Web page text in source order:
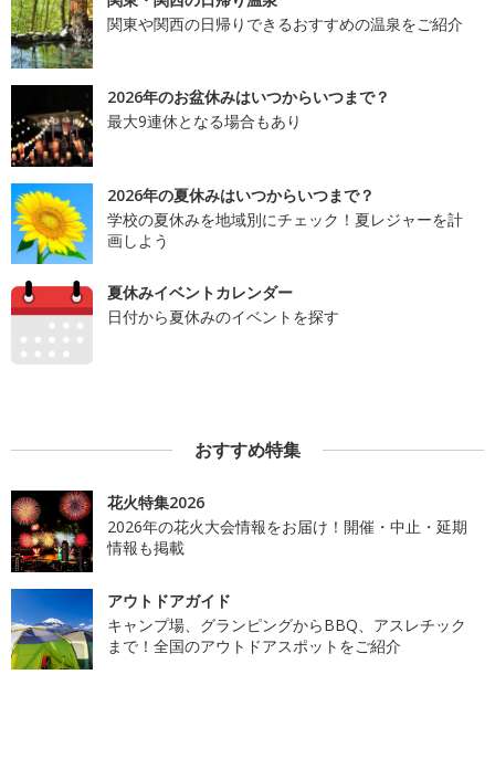
関東や関西の日帰りできるおすすめの温泉をご紹介
2026年のお盆休みはいつからいつまで？
最大9連休となる場合もあり
2026年の夏休みはいつからいつまで？
学校の夏休みを地域別にチェック！夏レジャーを計
画しよう
夏休みイベントカレンダー
日付から夏休みのイベントを探す
おすすめ特集
花火特集2026
2026年の花火大会情報をお届け！開催・中止・延期
情報も掲載
アウトドアガイド
キャンプ場、グランピングからBBQ、アスレチック
まで！全国のアウトドアスポットをご紹介